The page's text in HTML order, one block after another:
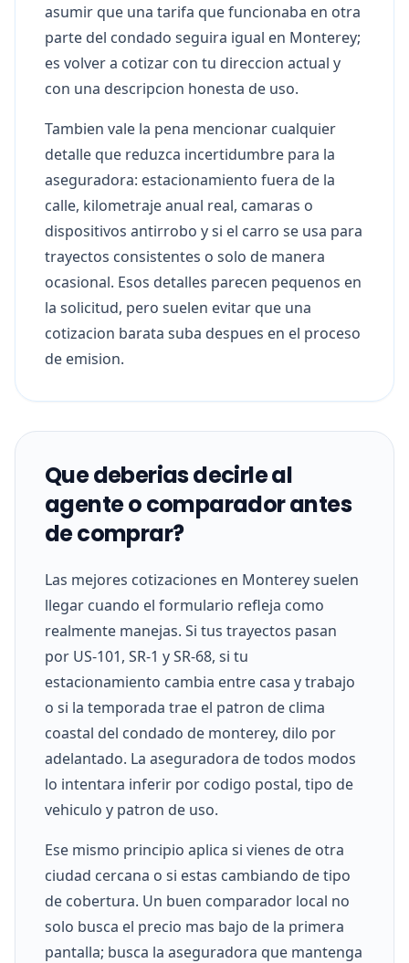
asumir que una tarifa que funcionaba en otra
parte del condado seguira igual en Monterey;
es volver a cotizar con tu direccion actual y
con una descripcion honesta de uso.
Tambien vale la pena mencionar cualquier
detalle que reduzca incertidumbre para la
aseguradora: estacionamiento fuera de la
calle, kilometraje anual real, camaras o
dispositivos antirrobo y si el carro se usa para
trayectos consistentes o solo de manera
ocasional. Esos detalles parecen pequenos en
la solicitud, pero suelen evitar que una
cotizacion barata suba despues en el proceso
de emision.
Que deberias decirle al
agente o comparador antes
de comprar?
Las mejores cotizaciones en Monterey suelen
llegar cuando el formulario refleja como
realmente manejas. Si tus trayectos pasan
por US-101, SR-1 y SR-68, si tu
estacionamiento cambia entre casa y trabajo
o si la temporada trae el patron de clima
coastal del condado de monterey, dilo por
adelantado. La aseguradora de todos modos
lo intentara inferir por codigo postal, tipo de
vehiculo y patron de uso.
Ese mismo principio aplica si vienes de otra
ciudad cercana o si estas cambiando de tipo
de cobertura. Un buen comparador local no
solo busca el precio mas bajo de la primera
pantalla; busca la aseguradora que mantenga